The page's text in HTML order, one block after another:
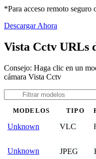
*Para acceso remoto seguro
Descargar Ahora
Vista Cctv URLs
Consejo: Haga clic en un
cámara Vista Cctv
MODELOS TIPO
Unknown VLC
Unknown JPEG